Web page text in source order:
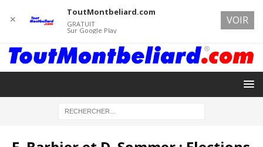
✕
ToutMontbeliard.com
GRATUIT
Sur Google Play
VOIR